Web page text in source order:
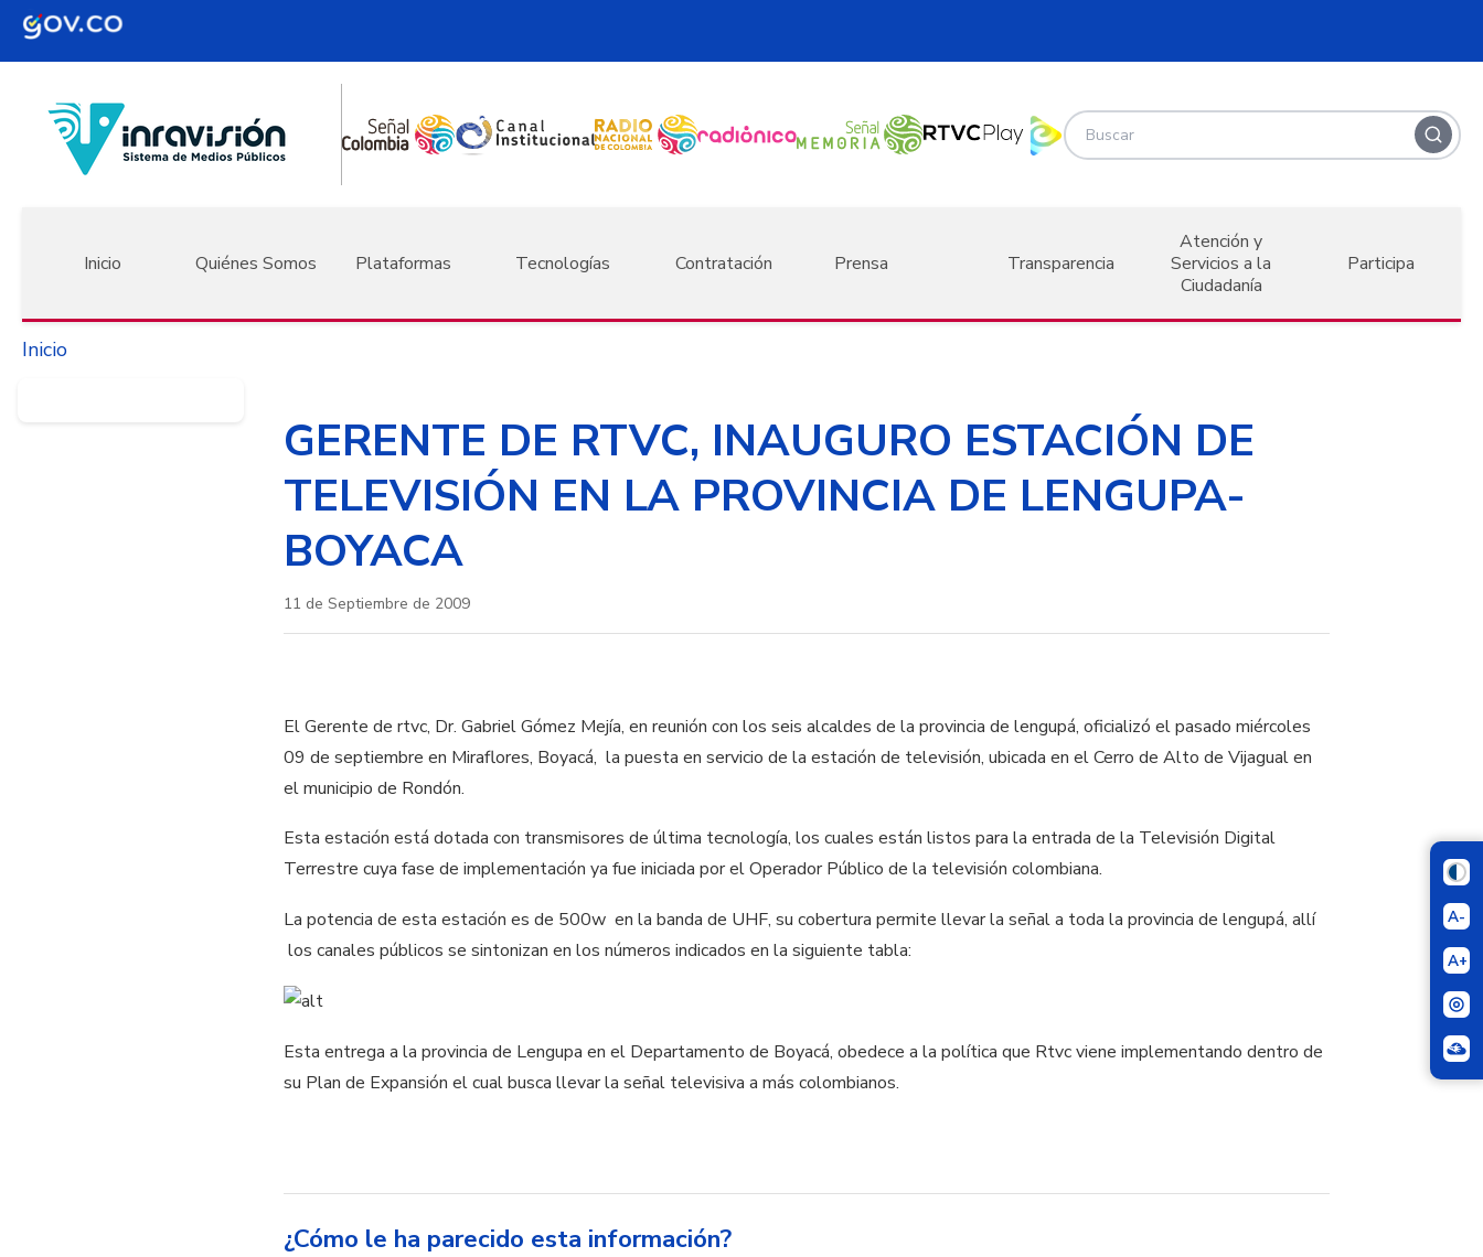
Pasar al contenido principal
Inicio Quiénes Somos Plataformas Tecnologías Contratación Prensa Transparencia
Atención y
Servicios a la
Ciudadanía
Participa
A-
A+
Inicio
GERENTE DE RTVC, INAUGURO ESTACIÓN DE
TELEVISIÓN EN LA PROVINCIA DE LENGUPA-
BOYACA
11 de Septiembre de 2009
El Gerente de rtvc, Dr. Gabriel Gómez Mejía, en reunión con los seis alcaldes de la provincia de lengupá, oficializó el pasado miércoles
09 de septiembre en Miraflores, Boyacá, la puesta en servicio de la estación de televisión, ubicada en el Cerro de Alto de Vijagual en
el municipio de Rondón.
Esta estación está dotada con transmisores de última tecnología, los cuales están listos para la entrada de la Televisión Digital
Terrestre cuya fase de implementación ya fue iniciada por el Operador Público de la televisión colombiana.
La potencia de esta estación es de 500w en la banda de UHF, su cobertura permite llevar la señal a toda la provincia de lengupá, allí
los canales públicos se sintonizan en los números indicados en la siguiente tabla:
Esta entrega a la provincia de Lengupa en el Departamento de Boyacá, obedece a la política que Rtvc viene implementando dentro de
su Plan de Expansión el cual busca llevar la señal televisiva a más colombianos.
¿Cómo le ha parecido esta información?